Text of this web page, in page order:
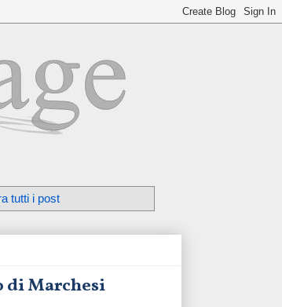
tutti i post
di Marchesi